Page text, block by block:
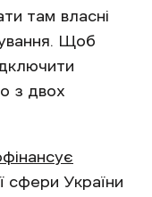
там власні
Щоб
з двох
сфери України